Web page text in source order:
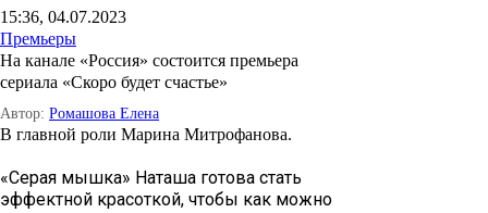
15:36, 04.07.2023
Премьеры
На канале «Россия» состоится премьера
сериала «Скоро будет счастье»
Автор: Ромашова Елена
В главной роли Марина Митрофанова.
«Серая мышка» Наташа готова стать
эффектной красоткой, чтобы как можно